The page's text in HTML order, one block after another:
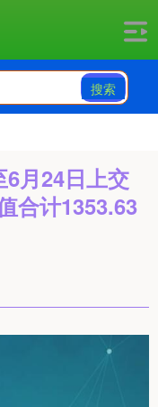
搜索
月24日上交
合计1353.63